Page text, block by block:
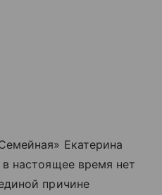
Екатерина
настоящее время нет
причине